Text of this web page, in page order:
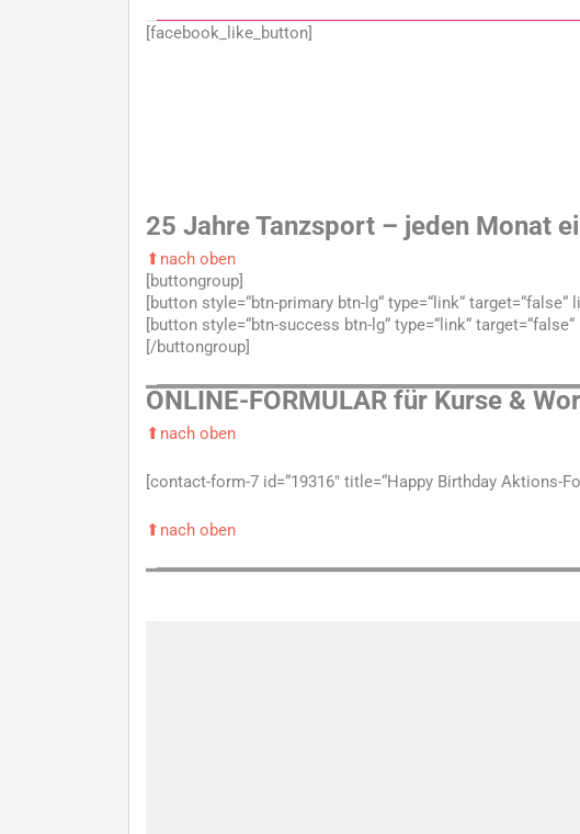
[facebook_like_button]
25 Jahre Tanzsport – jeden Monat
⬆nach oben
[buttongroup]
[button style=“btn-primary btn-lg“ type=“link“ target=“false“
[button style=“btn-success btn-lg“ type=“link“
[/buttongroup]
ONLINE-FORMULAR für Kurse &
⬆nach oben
[contact-form-7 id=“19316″ title=“Happy Birthday Aktions-
⬆nach oben